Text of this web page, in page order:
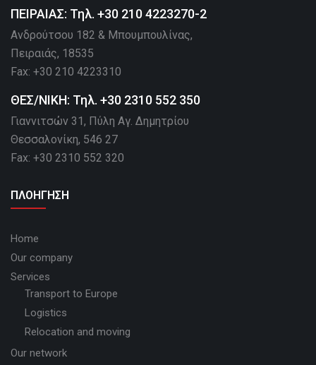
ΠΕΙΡΑΙΑΣ: Τηλ. +30 210 4223270-2
Ανδρούτσου 182 & Μπουμπουλίνας,
Πειραιάς, 18535
Fax: +30 210 4223310
ΘΕΣ/ΝΙΚΗ: Τηλ. +30 2310 552 350
Γιαννιτσών 31, Πύλη Αγ. Δημητρίου
Θεσσαλονίκη, 546 27
Fax: +30 2310 552 320
ΠΛΟΗΓΗΣΗ
Home
Our company
Services
Transport to Europe
Logistics
Relocation and moving
Our network